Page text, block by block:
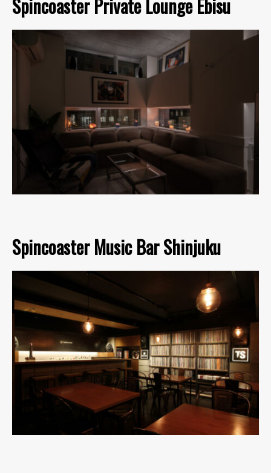
Spincoaster Private Lounge Ebisu
Spincoaster Music Bar Shinjuku